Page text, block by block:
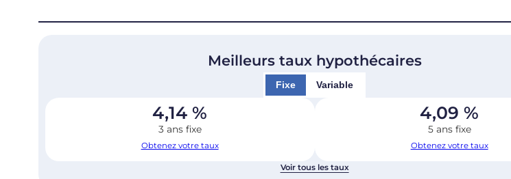
Meilleurs taux hypothécaires
Fixe Variable
4,14 %
3 ans fixe
Obtenez votre taux
4,09 %
5 ans fixe
Obtenez votre taux
Voir tous les taux